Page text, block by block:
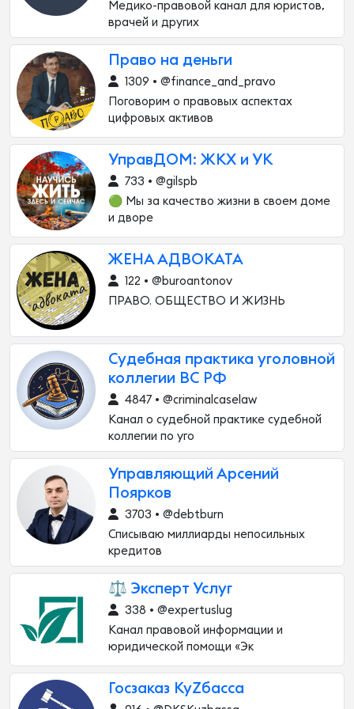
Медико-правовой канал для юристов,
врачей и других
Право на деньги
1309 • @finance_and_pravo
Поговорим о правовых аспектах
цифровых активов
УправДОМ: ЖКХ и УК
733 • @gilspb
🟢 Мы за качество жизни в своем доме
и дворе
ЖЕНА АДВОКАТА
122 • @buroantonov
ПРАВО. ОБЩЕСТВО И ЖИЗНЬ
Судебная практика уголовной
коллегии ВС РФ
4847 • @criminalcaselaw
Канал о судебной практике судебной
коллегии по уго
Управляющий Арсений
Поярков
3703 • @debtburn
Списываю миллиарды непосильных
кредитов
⚖️ Эксперт Услуг
338 • @expertuslug
Канал правовой информации и
юридической помощи «Эк
Госзаказ КуZбасса